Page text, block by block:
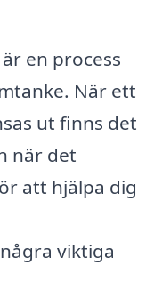
en process
När ett
ut finns det
när det
att hjälpa dig
viktiga